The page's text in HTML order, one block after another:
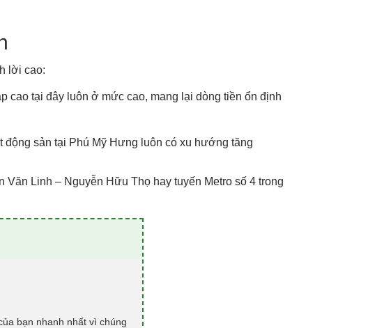
lời cao:
cao tại đây luôn ở mức cao, mang lại dòng tiền ổn định
sản tại Phú Mỹ Hưng luôn có xu hướng tăng
Linh – Nguyễn Hữu Thọ hay tuyến Metro số 4 trong
bạn nhanh nhất vì chúng